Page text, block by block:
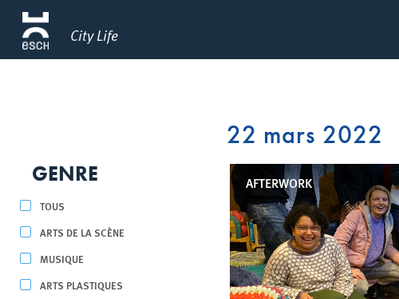
City Life
GENRE
TOUS
ARTS DE LA SCÈNE
MUSIQUE
ARTS PLASTIQUES
22 mars 2022
AFTERWORK